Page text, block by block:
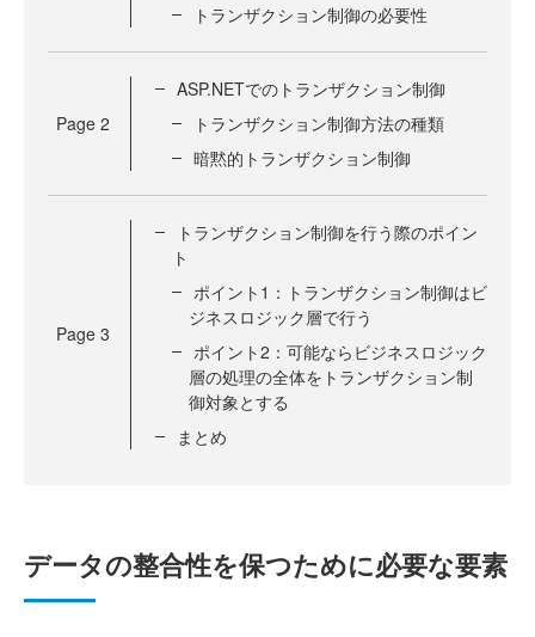
トランザクション制御の必要性
Page 2
ASP.NETでのトランザクション制御
トランザクション制御方法の種類
暗黙的トランザクション制御
Page 3
トランザクション制御を行う際のポイン
ト
ポイント1：トランザクション制御はビ
ジネスロジック層で行う
ポイント2：可能ならビジネスロジック
層の処理の全体をトランザクション制
御対象とする
まとめ
データの整合性を保つために必要な要素